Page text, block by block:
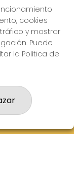
Suerte!
cookies
y mostrar
Puede
la Política de